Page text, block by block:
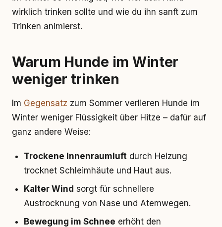
wirklich trinken sollte und wie du ihn sanft zum
Trinken animierst.
Warum Hunde im Winter
weniger trinken
Im Gegensatz zum Sommer verlieren Hunde im
Winter weniger Flüssigkeit über Hitze – dafür auf
ganz andere Weise:
Trockene Innenraumluft durch Heizung
trocknet Schleimhäute und Haut aus.
Kalter Wind sorgt für schnellere
Austrocknung von Nase und Atemwegen.
Bewegung im Schnee erhöht den